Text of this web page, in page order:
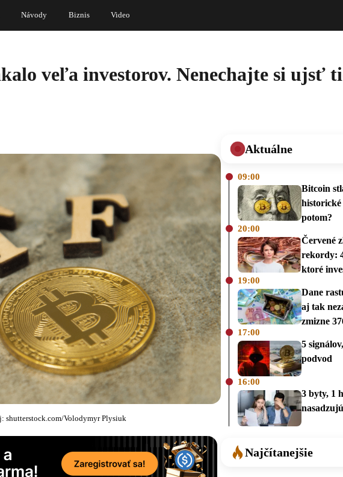
Návody Biznis Video
veľa investorov. Nenechajte si ujsť
shutterstock.com/Volodymyr Plysiuk
Aktuálne
09:00
Bitcoin
potom?
20:00
Červené
rekordy:
ktoré
19:00
Dane
aj tak
zmizne
17:00
5
podvod
16:00
3 byty, 1
Najčítanejšie